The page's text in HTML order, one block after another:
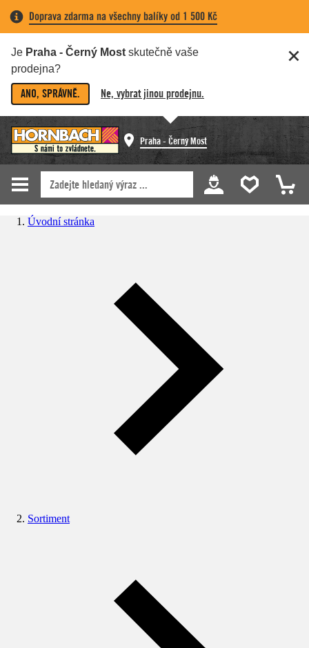
Doprava zdarma na všechny balíky od 1 500 Kč
Je Praha - Černý Most skutečně vaše
prodejna?
ANO, SPRÁVNĚ. Ne, vybrat jinou prodejnu.
Praha - Černý Most
Úvodní stránka
Sortiment